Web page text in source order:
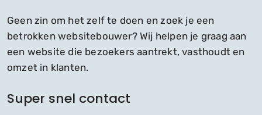
Geen zin om het zelf te doen en zoek je een
betrokken websitebouwer? Wij helpen je graag aan
een website die bezoekers aantrekt, vasthoudt en
omzet in klanten.
Super snel contact